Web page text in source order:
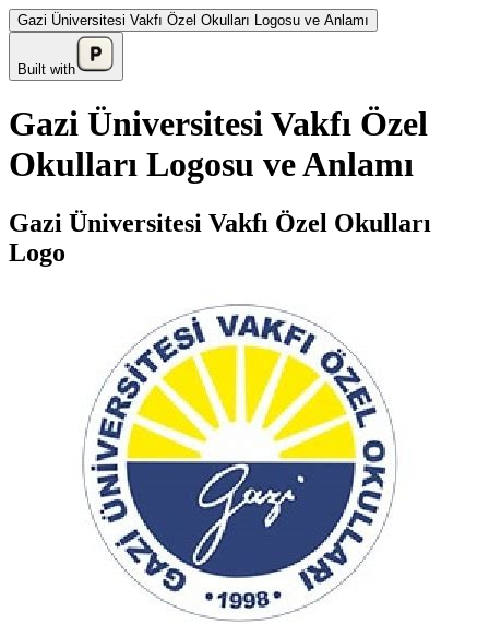
Gazi Üniversitesi Vakfı Özel Okulları Logosu ve Anlamı
Built with
Gazi Üniversitesi Vakfı Özel
Okulları Logosu ve Anlamı
Gazi Üniversitesi Vakfı Özel Okulları
Logo